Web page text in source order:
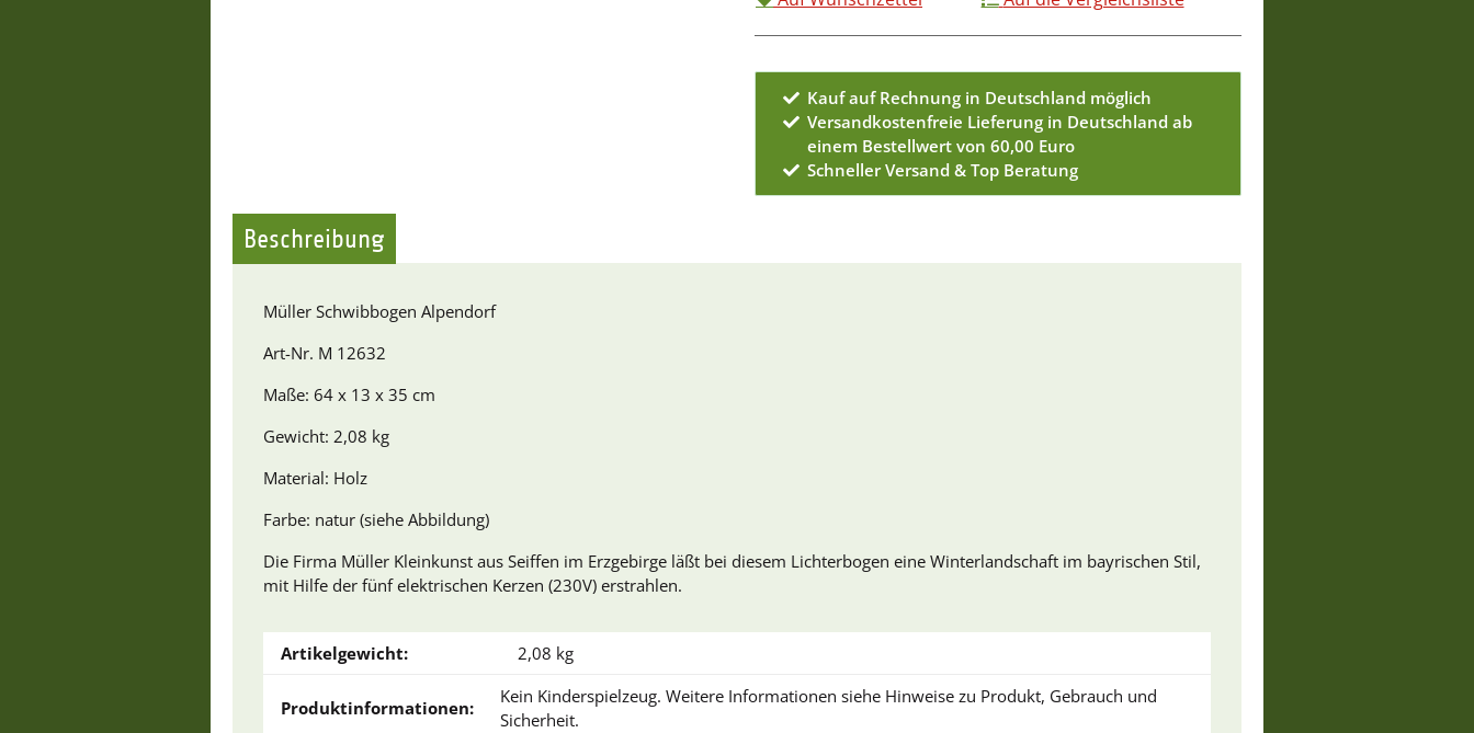
Kauf auf Rechnung in Deutschland möglich
Versandkostenfreie Lieferung in Deutschland ab
einem Bestellwert von 60,00 Euro
Schneller Versand & Top Beratung
Beschreibung
Müller Schwibbogen Alpendorf
Art-Nr. M 12632
Maße: 64 x 13 x 35 cm
Gewicht: 2,08 kg
Material: Holz
Farbe: natur (siehe Abbildung)
Die Firma Müller Kleinkunst aus Seiffen im Erzgebirge läßt bei diesem Lichterbogen eine Winterlandschaft im bayrischen Stil,
mit Hilfe der fünf elektrischen Kerzen (230V) erstrahlen.
Artikelgewicht: 2,08 kg
Produktinformationen:
Kein Kinderspielzeug. Weitere Informationen siehe Hinweise zu Produkt, Gebrauch und
Sicherheit.